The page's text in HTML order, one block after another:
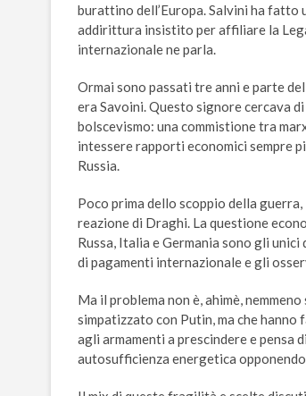
burattino dell’Europa. Salvini ha fatto
addirittura insistito per affiliare la
internazionale ne parla.
Ormai sono passati tre anni e parte
era Savoini. Questo signore cercava
bolscevismo: una commistione tra
intessere rapporti economici sempre
Russia.
Poco prima dello scoppio della
reazione di Draghi. La questione
Russa, Italia e Germania sono gli
di pagamenti internazionale e gli
Ma il problema non è, ahimè,
simpatizzato con Putin, ma che
agli armamenti a prescindere e
autosufficienza energetica